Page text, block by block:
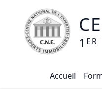
1 ER
Accueil